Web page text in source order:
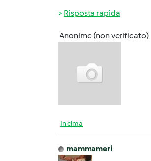
Risposta rapida
Anonimo (non verificato)
In cima
mammameri